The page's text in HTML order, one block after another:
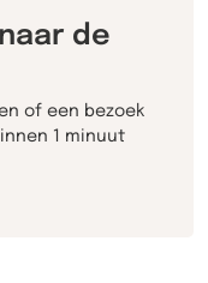
de
of een bezoek
1 minuut